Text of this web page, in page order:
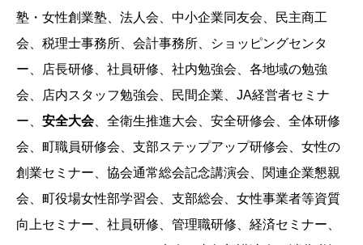
塾・女性創業塾、法人会、中小企業同友会、民主商工
会、税理士事務所、会計事務所、ショッピングセンタ
ー、店長研修、社員研修、社内勉強会、各地域の勉強
会、店内スタッフ勉強会、民間企業、JA経営者セミナ
ー、 安全大会、全衛生推進大会、安全研修会、全体研修
会、町職員研修会、支部ステップアップ研修会、女性の
創業セミナー、協会通常総会記念講演会、関連企業懇親
会、町役場女性部学習会、支部総会、女性事業者等資質
向上セミナー、社員研修、管理職研修、経済セミナー、